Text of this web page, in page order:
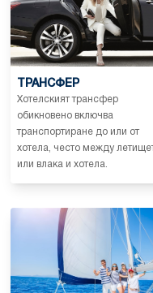
ТРАНСФЕР
Хотелският трансфер
обикновено включва
транспортиране до или от
хотела, често между
или влака и хотела.